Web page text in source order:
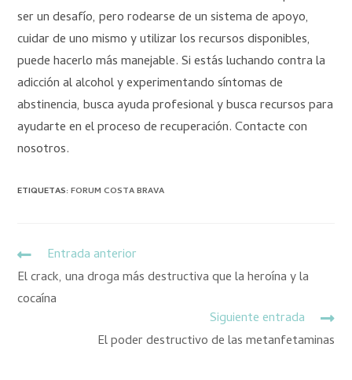
ser un desafío, pero rodearse de un sistema de apoyo,
cuidar de uno mismo y utilizar los recursos disponibles,
puede hacerlo más manejable. Si estás luchando contra la
adicción al alcohol y experimentando síntomas de
abstinencia, busca ayuda profesional y busca recursos para
ayudarte en el proceso de recuperación. Contacte con
nosotros.
ETIQUETAS:FORUM COSTA BRAVA
Entrada anterior
El crack, una droga más destructiva que la heroína y la
cocaína
Siguiente entrada
El poder destructivo de las metanfetaminas